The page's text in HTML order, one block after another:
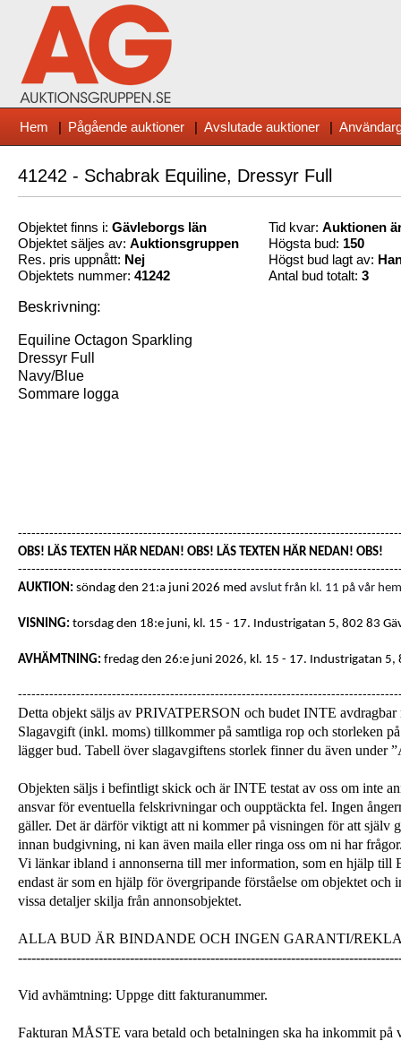
Hem | Pågående auktioner | Avslutade auktioner |
41242 - Schabrak Equiline, Dressyr Full
Objektet finns i: Gävleborgs län
Objektet säljes av: Auktionsgruppen
Res. pris uppnått: Nej
Objektets nummer: 41242
Tid kvar: Auktionen
Högsta bud: 150
Högst bud lagt av:
Antal bud totalt: 3
Beskrivning:
Equiline Octagon Sparkling
Dressyr Full
Navy/Blue
Sommare logga
OBS! LÄS TEXTEN HÄR NEDAN! OBS! LÄS TEXTEN HÄR NEDAN! OBS!
AUKTION: söndag den 21:a juni 2026 med avslut från kl. 11 på vår
VISNING: torsdag den 18:e juni, kl. 15 - 17. Industrigatan 5, 802 83
AVHÄMTNING: fredag den 26:e juni 2026, kl. 15 - 17. Industrigatan 5,
Detta objekt säljs av PRIVATPERSON och budet INTE
Slagavgift (inkl. moms) tillkommer på samtliga rop och storleken
lägger bud. Tabell över slagavgiftens storlek finner du även under
Objekten säljs i befintligt skick och är INTE testat av oss om inte
ansvar för eventuella felskrivningar och oupptäckta fel. Ingen
gäller. Det är därför viktigt att ni kommer på visningen för att själv
innan budgivning, ni kan även maila eller ringa oss om ni har
Vi länkar ibland i annonserna till mer information, som en hjälp till
endast är som en hjälp för övergripande förståelse om objektet
vissa detaljer skilja från annonsobjektet.
ALLA BUD ÄR BINDANDE OCH INGEN GARANTI/
Vid avhämtning: Uppge ditt fakturanummer.
Fakturan MÅSTE vara betald och betalningen ska ha inkommit på